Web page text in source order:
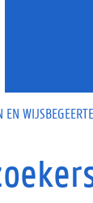
gaan
EN